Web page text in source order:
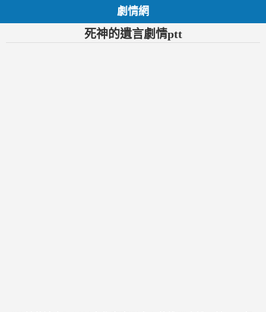
劇情網
死神的遺言劇情ptt